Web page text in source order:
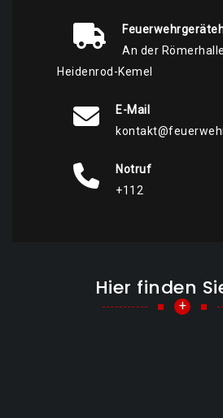
An der
Heidenrod-Kemel
E-Mail
Notruf
+112
Hier finden
+